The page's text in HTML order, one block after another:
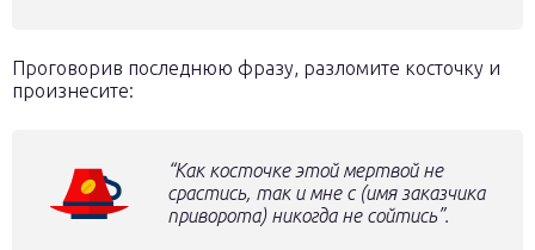
Проговорив последнюю фразу, разломите косточку и
произнесите:
“Как косточке этой мертвой не
срастись, так и мне с (имя заказчика
приворота) никогда не сойтись”.